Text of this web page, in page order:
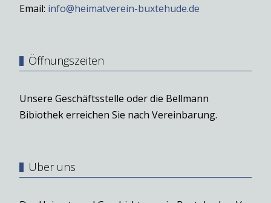
Email: info@heimatverein-buxtehude.de
Öffnungszeiten
Unsere Geschäftsstelle oder die Bellmann
Bibiothek erreichen Sie nach Vereinbarung.
Über uns